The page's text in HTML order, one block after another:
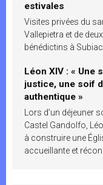
estivales
Visites privées du
Vallepietra et de
bénédictins à
Léon XIV : « Une
justice, une soif
authentique »
Lors d’un déjeuner
Castel Gandolfo,
à construire une
accueillante et